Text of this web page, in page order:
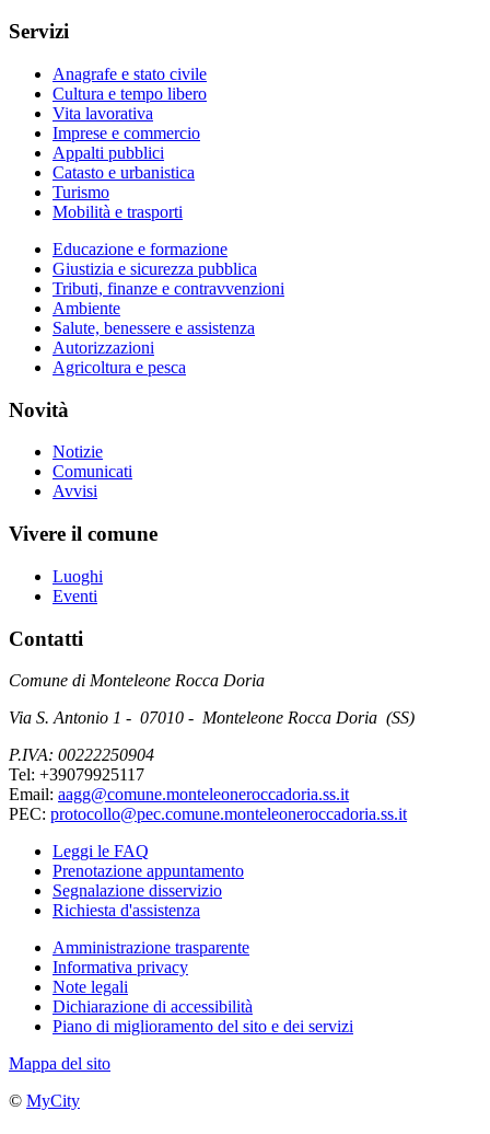
Servizi
Anagrafe e stato civile
Cultura e tempo libero
Vita lavorativa
Imprese e commercio
Appalti pubblici
Catasto e urbanistica
Turismo
Mobilità e trasporti
Educazione e formazione
Giustizia e sicurezza pubblica
Tributi, finanze e contravvenzioni
Ambiente
Salute, benessere e assistenza
Autorizzazioni
Agricoltura e pesca
Novità
Notizie
Comunicati
Avvisi
Vivere il comune
Luoghi
Eventi
Contatti
Comune di Monteleone Rocca Doria
Via S. Antonio 1 - 07010 - Monteleone Rocca Doria (SS)
P.IVA: 00222250904
Tel: +39079925117
Email: aagg@comune.monteleoneroccadoria.ss.it
PEC: protocollo@pec.comune.monteleoneroccadoria.ss.it
Leggi le FAQ
Prenotazione appuntamento
Segnalazione disservizio
Richiesta d'assistenza
Amministrazione trasparente
Informativa privacy
Note legali
Dichiarazione di accessibilità
Piano di miglioramento del sito e dei servizi
Mappa del sito
© MyCity